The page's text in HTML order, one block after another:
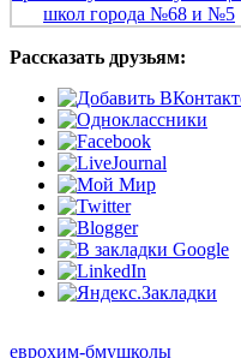
Рассказать друзьям:
еврохим-бмушколы